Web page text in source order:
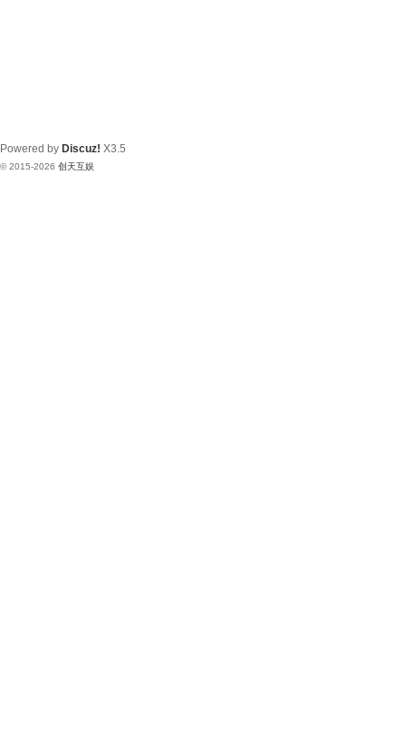
Powered by Discuz! X3.5
© 2015-2026 创天互娱